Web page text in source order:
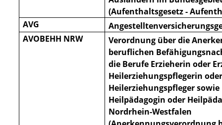
(Aufenthaltsgesetz -
AVG
AVOBEHH NRW
Verordnung über die
beruflichen
die Berufe Erzieherin oder
Heilerziehungspflegerin
Heilerziehungspfleger sowie
Heilpädagogin oder
Nordrhein-Westfalen